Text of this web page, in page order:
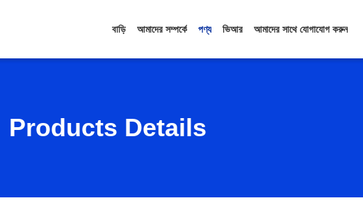
বাড়ি আমাদের সম্পর্কে পণ্য ভিআর আমাদের সাথে যোগাযোগ করুন
Products Details